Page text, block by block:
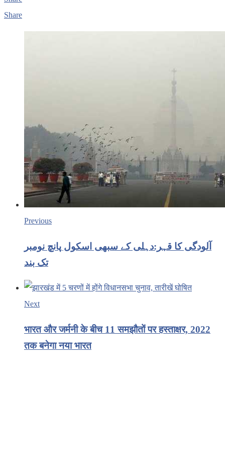
Share
Previous
آلودگی کا قہر:دہلی کے سبھی اسکول پانچ نومبر
تک بند
Next
भारत और जर्मनी के बीच 11 समझौतों पर हस्ताक्षर, 2022
तक बनेगा नया भारत